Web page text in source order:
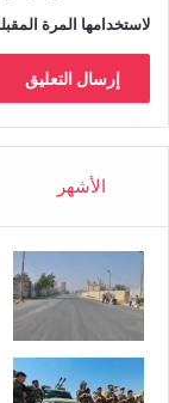
لاستخدامها المرة
الأشهر